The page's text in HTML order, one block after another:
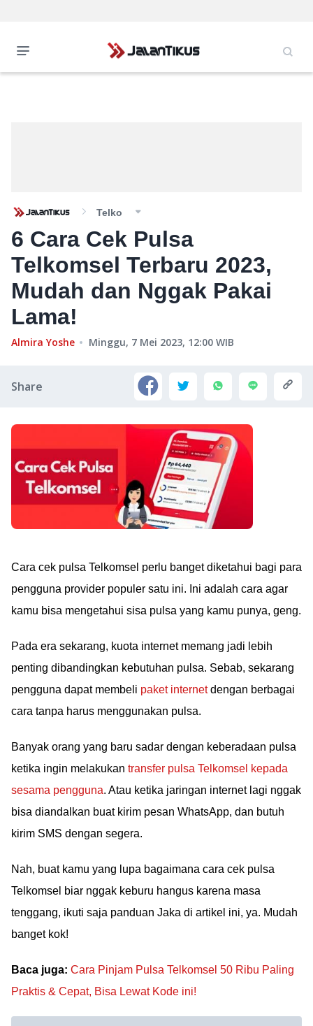
Telko
6 Cara Cek Pulsa
Telkomsel Terbaru 2023,
Mudah dan Nggak Pakai
Lama!
Almira Yoshe Minggu, 7 Mei 2023, 12:00 WIB
Share
Cara cek pulsa Telkomsel perlu banget diketahui bagi para
pengguna provider populer satu ini. Ini adalah cara agar
kamu bisa mengetahui sisa pulsa yang kamu punya, geng.
Pada era sekarang, kuota internet memang jadi lebih
penting dibandingkan kebutuhan pulsa. Sebab, sekarang
pengguna dapat membeli paket internetdengan berbagai
cara tanpa harus menggunakan pulsa.
Banyak orang yang baru sadar dengan keberadaan pulsa
ketika ingin melakukan transfer pulsa Telkomsel kepada
sesama pengguna. Atau ketika jaringan internet lagi nggak
bisa diandalkan buat kirim pesan WhatsApp, dan butuh
kirim SMS dengan segera.
Nah, buat kamu yang lupa bagaimana cara cek pulsa
Telkomsel biar nggak keburu hangus karena masa
tenggang, ikuti saja panduan Jaka di artikel ini, ya. Mudah
banget kok!
Baca juga: Cara Pinjam Pulsa Telkomsel 50 Ribu Paling
Praktis & Cepat, Bisa Lewat Kode ini!